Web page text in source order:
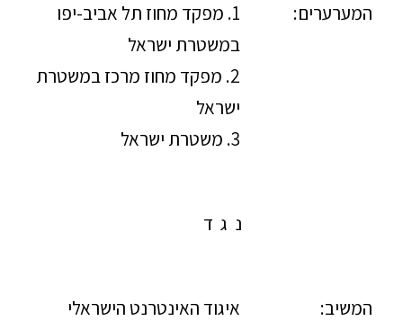
המערערים:
1. מפקד מחוז תל אביב-יפו
במשטרת ישראל
2. מפקד מחוז מרכז במשטרת
ישראל
3. משטרת ישראל
נ ג ד
המשיב:
איגוד האינטרנט הישראלי